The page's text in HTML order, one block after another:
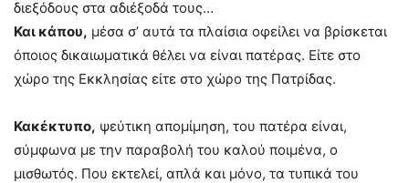
διεξόδους στα αδιέξοδά τους…
Και κάπου, μέσα σ’ αυτά τα πλαίσια οφείλει να βρίσκεται
όποιος δικαιωματικά θέλει να είναι πατέρας. Είτε στο
χώρο της Εκκλησίας είτε στο χώρο της Πατρίδας.
Κακέκτυπο, ψεύτικη απομίμηση, του πατέρα είναι,
σύμφωνα με την παραβολή του καλού ποιμένα, ο
μισθωτός. Που εκτελεί, απλά και μόνο, τα τυπικά του